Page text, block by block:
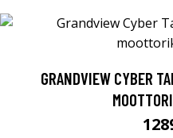
GRANDVIEW CYBER